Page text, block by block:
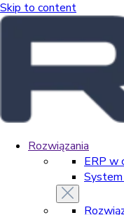
Skip to content
Rozwiązania
ERP w
System